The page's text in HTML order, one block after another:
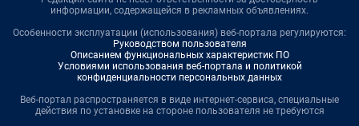
информации, содержащейся в рекламных объявлениях.
Особенности эксплуатации (использования) веб-портала регулируются:
Руководством пользователя
Описанием функциональных характеристик ПО
Условиями использования веб-портала и политикой
конфиденциальности персональных данных
Веб-портал распространяется в виде интернет-сервиса, специальные
действия по установке на стороне пользователя не требуются